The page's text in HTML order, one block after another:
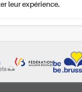
leur expérience.